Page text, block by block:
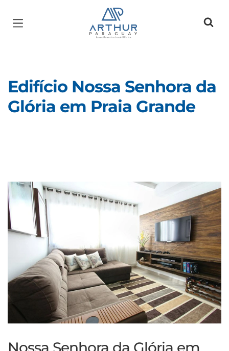
Página inicial
Edifício Nossa Senhora da
Glória em Praia Grande